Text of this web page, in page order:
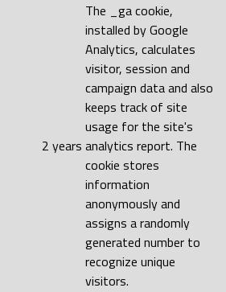
2 years
The _ga cookie,
installed by Google
Analytics, calculates
visitor, session and
campaign data and also
keeps track of site
usage for the site's
analytics report. The
cookie stores
information
anonymously and
assigns a randomly
generated number to
recognize unique
visitors.